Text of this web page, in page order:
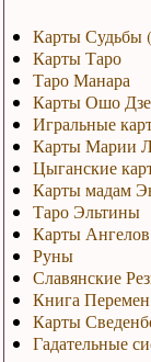
Карты Судьбы
Карты Таро
Таро Манара
Карты Ошо
Игральные
Карты Марии
Цыганские
Карты мадам
Таро Эльтины
Карты Ангелов
Руны
Славянские
Книга
Карты
Гадательные